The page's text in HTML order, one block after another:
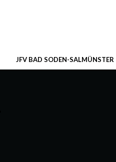
JFV BAD SODEN-SALMÜNSTER